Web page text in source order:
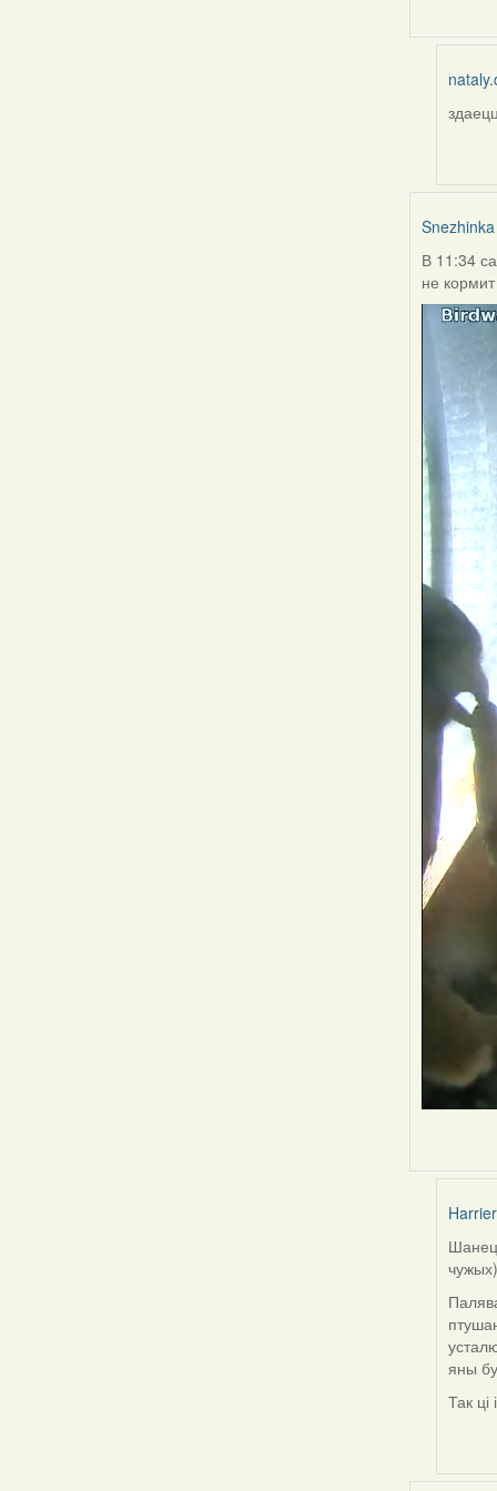
In
by
Snezhinka
В 11:34
не кормит
Harrier
In
reply
to
by
Шанец
яны
Так ці